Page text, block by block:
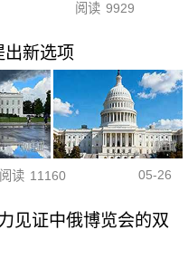
阅读 9929
新选项
阅读 11160 05-26
见证中俄博览会的双